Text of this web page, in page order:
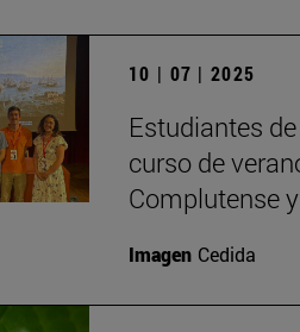
10 | 07 | 2025
Estudiantes
curso de
Complutense
Imagen Cedida